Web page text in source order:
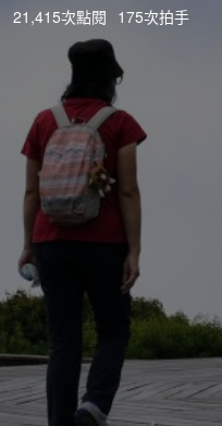
21,415次點閱 175次拍手